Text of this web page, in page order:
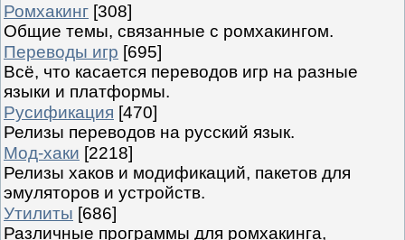
Ромхакинг [308]
Общие темы, связанные с ромхакингом.
Переводы игр [695]
Всё, что касается переводов игр на разные
языки и платформы.
Русификация [470]
Релизы переводов на русский язык.
Мод-хаки [2218]
Релизы хаков и модификаций, пакетов для
эмуляторов и устройств.
Утилиты [686]
Различные программы для ромхакинга,